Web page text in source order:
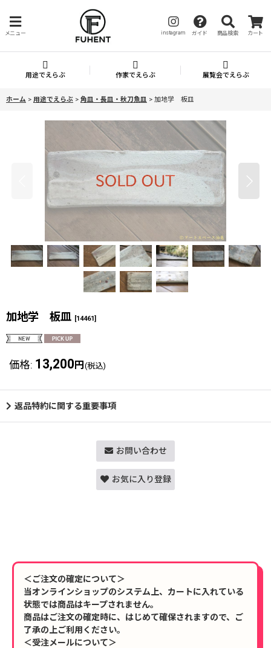
メニュー instagram ガイド 商品検索 カート
用途でえらぶ 作家でえらぶ 展覧会でえらぶ
ホーム > 用途でえらぶ > 角皿・長皿・秋刀魚皿 > 加地学 板皿
加地学 板皿 [14461]
価格: 13,200 円 (税込)
返品特約に関する重要事項
お問い合わせ
お気に入り登録
＜ご注文の確定について＞
当オンラインショップのシステム上、カートに入れている
状態では商品はキープされません。
商品はご注文の確定時に、はじめて確保されますので、ご
了承の上ご利用ください。
＜受注メールについて＞